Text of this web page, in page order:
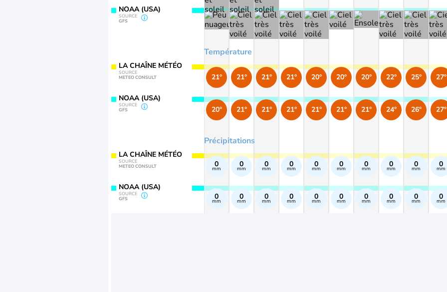
NOAA (USA)
SOURCE
GFS
LA CHAÎNE MÉTÉO
SOURCE
METEO CONSULT
NOAA (USA)
SOURCE
GFS
LA CHAÎNE MÉTÉO
SOURCE
METEO CONSULT
NOAA (USA)
SOURCE
GFS
Température
Précipitations
21°
20°
0
mm
0
mm
21°
21°
0
mm
0
mm
21°
21°
0
mm
0
mm
21°
21°
0
mm
0
mm
20°
21°
0
mm
0
mm
20°
21°
0
mm
0
mm
20°
21°
0
mm
0
mm
22°
24°
0
mm
0
mm
25°
26°
0
mm
0
mm
27°
27°
0
mm
0
mm